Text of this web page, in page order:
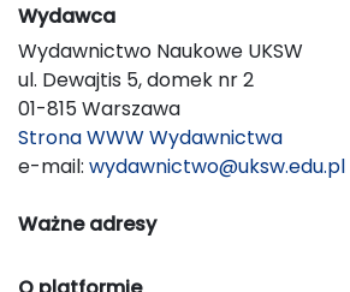
Wydawca
Wydawnictwo Naukowe UKSW
ul. Dewajtis 5, domek nr 2
01-815 Warszawa
Strona WWW Wydawnictwa
e-mail: wydawnictwo@uksw.edu.pl
Ważne adresy